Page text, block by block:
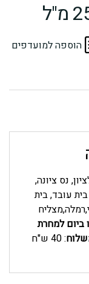
הוספה למועדפים
נס ציונה,
עובד, בית
: 40 ש"ח